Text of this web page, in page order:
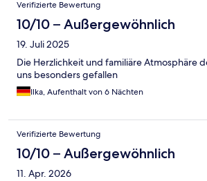
Verifizierte Bewertung
10/10 – Außergewöhnlich
19. Juli 2025
Die Herzlichkeit und familiäre Atmosphäre
uns besonders gefallen
Ilka, Aufenthalt von 6 Nächten
Verifizierte Bewertung
10/10 – Außergewöhnlich
11. Apr. 2026